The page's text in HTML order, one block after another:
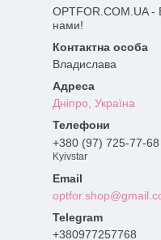
OPTFOR.COM.UA
нами!
Владислава
Дніпро, Україна
+380 (97) 725-77-68
Kyivstar
+380977257768